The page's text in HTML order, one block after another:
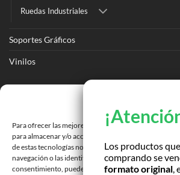
Para ofrecer las mejores experiencias, utilizamos
para almacenar y/o acceder a la información del
de estas tecnologías nos permitirá procesar datos
navegación o las identificaciones únicas en este sitio.
consentimiento, puede afectar negativamente a
Ruedas Industriales
Soportes Gráficos
Vinilos
Román Spech 3213, Quinta Normal,
Janequeo 1770, Concepción, Región Bío
Los productos
comprando se
formato original,